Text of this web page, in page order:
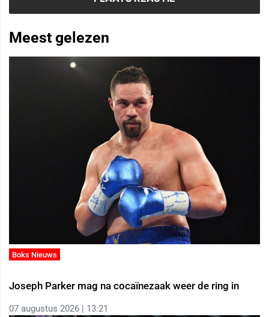
Meest gelezen
Boks Nieuws
Joseph Parker mag na cocaïnezaak weer de ring in
07 augustus 2026 | 13:21